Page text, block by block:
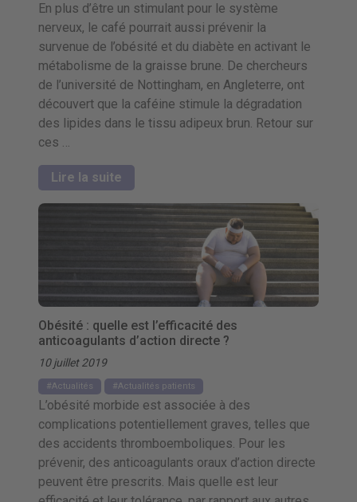
En plus d’être un stimulant pour le système
nerveux, le café pourrait aussi prévenir la
survenue de l’obésité et du diabète en activant le
métabolisme de la graisse brune. De chercheurs
de l’université de Nottingham, en Angleterre, ont
découvert que la caféine stimule la dégradation
des lipides dans le tissu adipeux brun. Retour sur
ces …
Lire la suite
Obésité : quelle est l’efficacité des
anticoagulants d’action directe ?
10 juillet 2019
Actualités Actualités patients
L’obésité morbide est associée à des
complications potentiellement graves, telles que
des accidents thromboemboliques. Pour les
prévenir, des anticoagulants oraux d’action directe
peuvent être prescrits. Mais quelle est leur